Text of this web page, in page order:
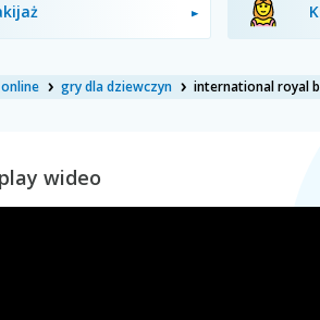
gry dla dziewczyn international royal
wideo